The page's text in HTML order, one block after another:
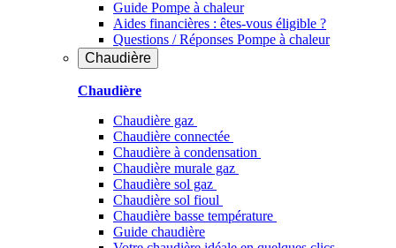
Guide Pompe à chaleur
Aides financières : êtes-vous éligible ?
Questions / Réponses Pompe à chaleur
Chaudière
Chaudière
Chaudière gaz
Chaudière connectée
Chaudière à condensation
Chaudière murale gaz
Chaudière sol gaz
Chaudière sol fioul
Chaudière basse température
Guide chaudière